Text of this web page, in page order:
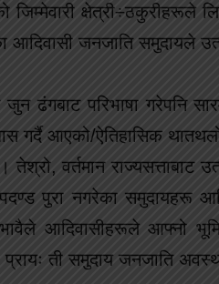
क्षेत्री÷ठकुरीहरूले
आदिवासी जनजाति
ढंगबाट परिभाषा गरेपनि
गर्दै आएको/ऐतिहासिक
तेश्रो, वर्तमान
पुरा नगरेका समुदायहरू
आदिवासीहरूले आफ्नो
ती समुदाय जनजाति